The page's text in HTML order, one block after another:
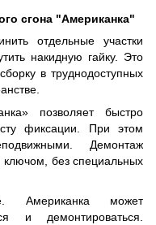
сгона "Американка"
отдельные участки
накидную гайку. Это
в труднодоступных
позволяет быстро
фиксации. При этом
Демонтаж
без специальных
Американка может
и демонтироваться.